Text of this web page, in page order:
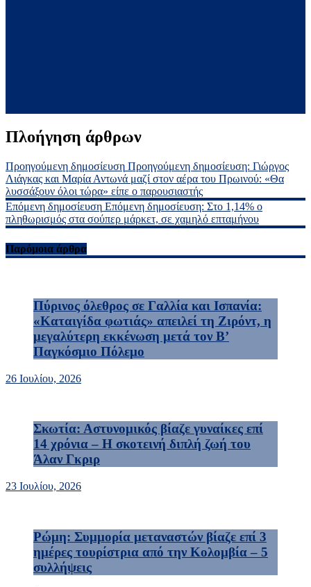
Πλοήγηση άρθρων
Προηγούμενη δημοσίευση Προηγούμενη δημοσίευση: Γιώργος
Λιάγκας και Μαρία Αντωνά μαζί στον αέρα του Πρωινού: «Θα
λυσσάξουν όλοι τώρα» είπε ο παρουσιαστής
Επόμενη δημοσίευση Επόμενη δημοσίευση: Στο 1,14% ο
πληθωρισμός στα σούπερ μάρκετ, σε χαμηλό επταμήνου
Παρόμοια άρθρα
Πύρινος όλεθρος σε Γαλλία και Ισπανία:
«Καταιγίδα φωτιάς» απειλεί τη Ζιρόντ, η
μεγαλύτερη εκκένωση μετά τον Β’
Παγκόσμιο Πόλεμο
26 Ιουλίου, 2026
Σκωτία: Αστυνομικός βίαζε γυναίκες επί
14 χρόνια – Η σκοτεινή διπλή ζωή του
Άλαν Γκριρ
23 Ιουλίου, 2026
Ρώμη: Συμμορία μεταναστών βίαζε επί 3
ημέρες τουρίστρια από την Κολομβία – 5
συλλήψεις